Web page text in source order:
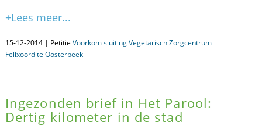
+Lees meer...
15-12-2014 | Petitie Voorkom sluiting Vegetarisch Zorgcentrum
Felixoord te Oosterbeek
Ingezonden brief in Het Parool:
Dertig kilometer in de stad